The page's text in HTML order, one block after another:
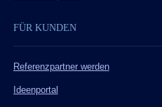
FÜR KUNDEN
Referenzpartner werden
Ideenportal